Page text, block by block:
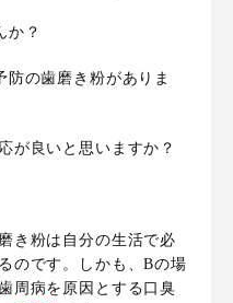
か？
の歯磨き粉がありま
が良いと思いますか？
き粉は自分の生活で必
のです。しかも、Bの場
周病を原因とする口臭